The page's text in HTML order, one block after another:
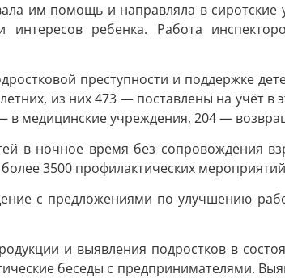
им помощь и направляла в сиротские
ребенка. Работа
преступности и поддержке
из них 473 — поставлены на учёт в
медицинские учреждения, 204 —
в ночное время без сопровождения
3500 профилактических
с предложениями по улучшению
и выявления подростков в
беседы с предпринимателями.